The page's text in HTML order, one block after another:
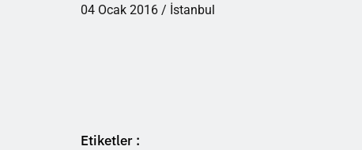
04 Ocak 2016 / İstanbul
Etiketler :